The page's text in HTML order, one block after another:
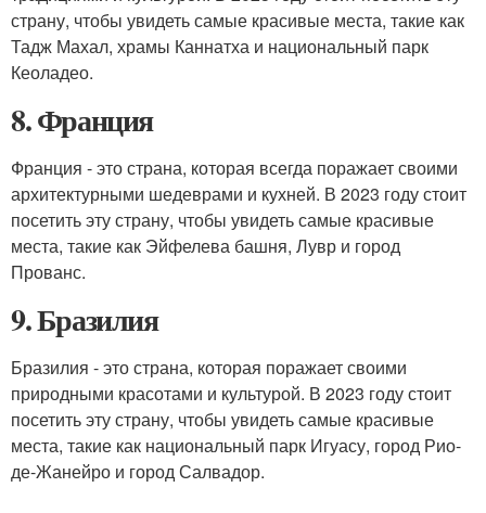
страну, чтобы увидеть самые красивые места, такие как
Тадж Махал, храмы Каннатха и национальный парк
Кеоладео.
8. Франция
Франция - это страна, которая всегда поражает своими
архитектурными шедеврами и кухней. В 2023 году стоит
посетить эту страну, чтобы увидеть самые красивые
места, такие как Эйфелева башня, Лувр и город
Прованс.
9. Бразилия
Бразилия - это страна, которая поражает своими
природными красотами и культурой. В 2023 году стоит
посетить эту страну, чтобы увидеть самые красивые
места, такие как национальный парк Игуасу, город Рио-
де-Жанейро и город Салвадор.